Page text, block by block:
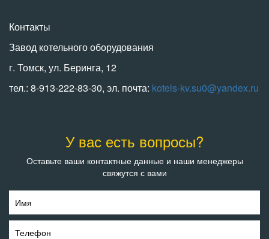
Контакты
Завод котельного оборудования
г. Томск, ул. Беринга, 12
тел.: 8-913-222-83-30, эл. почта: kotels-kv.su0@yandex.ru
У вас есть вопросы?
Оставьте ваши контактные данные и наши менеджеры
свяжутся с вами
Имя
Телефон